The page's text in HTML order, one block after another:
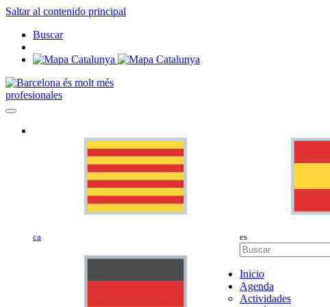
Saltar al contenido principal
Buscar
profesionales
ca es
Inicio
Agenda
Actividades